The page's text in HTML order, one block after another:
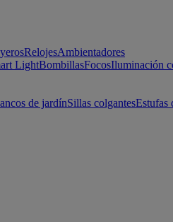
RelojesAmbientadores
LightBombillasFocosIluminación
de jardínSillas colgantesEstufas